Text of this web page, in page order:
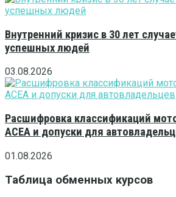
Внутренний кризис в 30 лет
успешных людей
03.08.2026
Расшифровка классификаций
ACEA и допуски для
01.08.2026
Таблица обменных курсов